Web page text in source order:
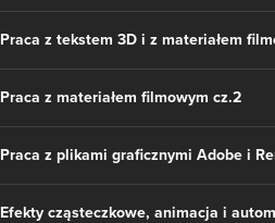
Praca z tekstem 3D i z materiałem
Praca z materiałem filmowym cz.2
Praca z plikami graficznymi Adobe i
Efekty cząsteczkowe, animacja i